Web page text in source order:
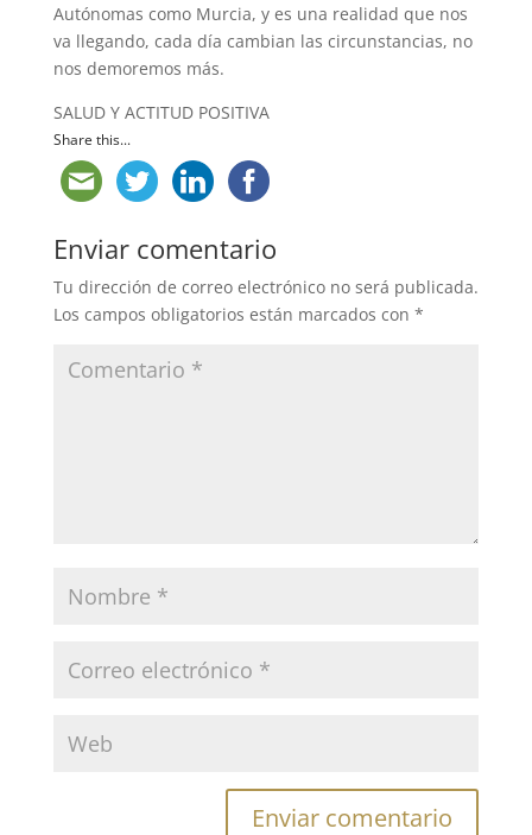
Autónomas como Murcia, y es una realidad que nos
va llegando, cada día cambian las circunstancias, no
nos demoremos más.
SALUD Y ACTITUD POSITIVA
Share this...
Enviar comentario
Tu dirección de correo electrónico no será publicada.
Los campos obligatorios están marcados con *